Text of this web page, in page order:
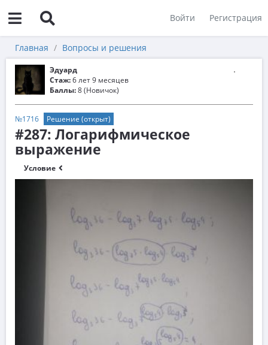
Войти Регистрация
Главная Вопросы и решения
Эдуард
Стаж:6 лет 9 месяцев
Баллы:8 (Новичок)
№1716 Решение (открыт)
#287: Логарифмическое
выражение
Условие